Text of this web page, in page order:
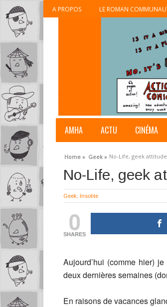
A PROPOS LE ROMAN
AMHA ACTU CINÉMA
Home » Geek » No-Life, geek
No-Life, geek
Geek Insolite
0
SHARES
Aujourd’hui (comme hier)
deux dernières semaines
En raisons de vacances